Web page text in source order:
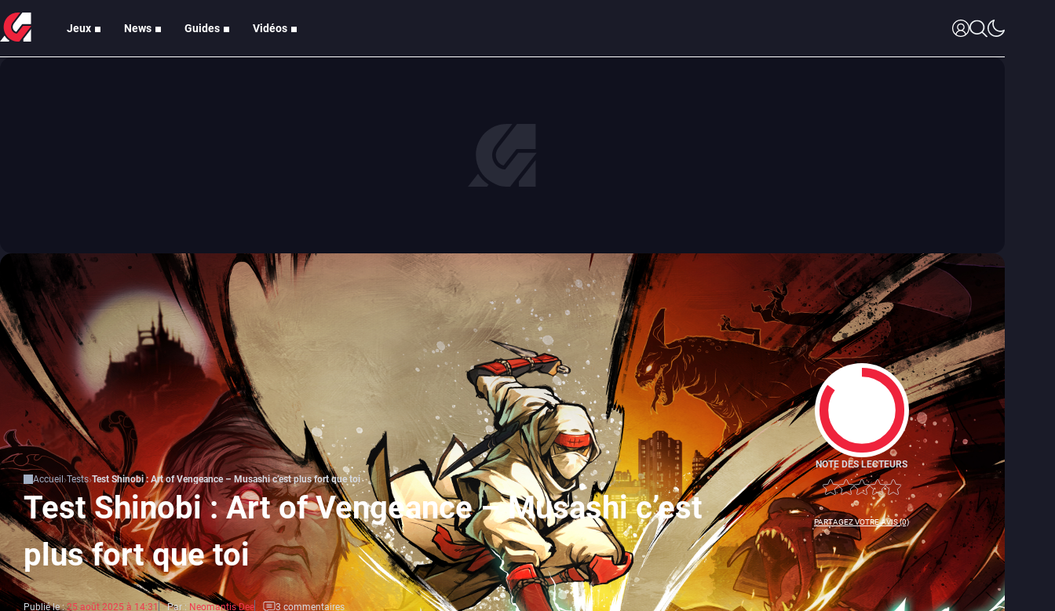
Jeux News Guides Vidéos
Accueil Tests Test Shinobi : Art of Vengeance – Musashi c’est plus fort que toi
Test Shinobi : Art of Vengeance – Musashi c’est
plus fort que toi
Publié le :25 août 2025 à 14:31 Par : Neomantis Dee 3 commentaires
8.5
NOTE DES LECTEURS
PARTAGEZ VOTRE AVIS (0)